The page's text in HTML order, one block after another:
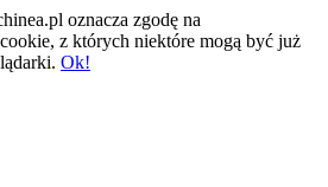
oznacza zgodę na
z których niektóre mogą być już
Ok!